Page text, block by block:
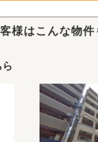
様はこんな物件